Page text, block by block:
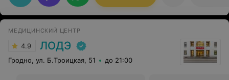
МЕДИЦИНСКИЙ ЦЕНТР
4.9 ЛОДЭ
Гродно, ул. Б.Троицкая, 51 до 21:00